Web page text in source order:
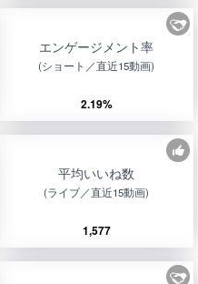
エンゲージメント率
(ショート／直近15動画)
2.19%
平均いいね数
(ライブ／直近15動画)
1,577